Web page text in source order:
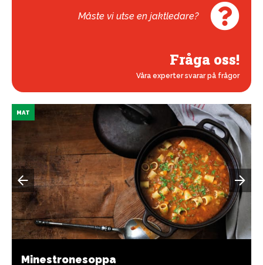
Måste vi utse en jaktledare?
Fråga oss!
Våra experter svarar på frågor
MAT
Minestronesoppa